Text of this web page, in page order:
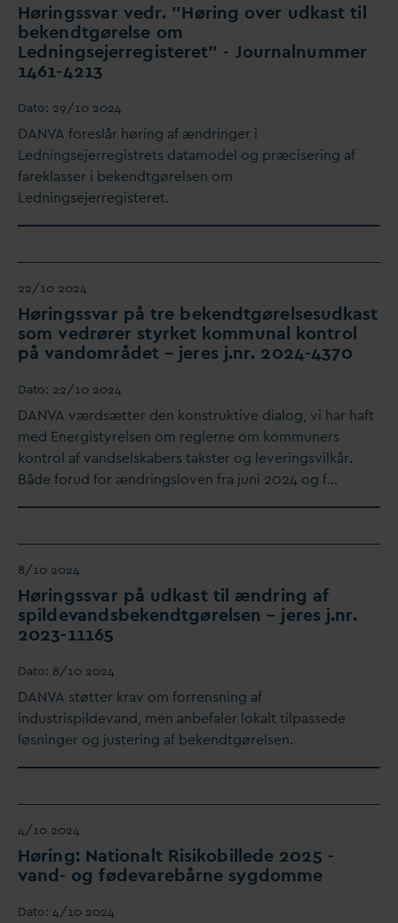
Høringssvar vedr. ”Høring over udkast til
bekendtgørelse om
Ledningsejerregisteret” - Journalnummer
1461-4213
Dato: 29/10 2024
DANVA foreslår høring af ændringer i
Ledningsejerregistrets datamodel og præcisering af
fareklasser i bekendtgørelsen om
Ledningsejerregisteret.
22/10 2024
Høringssvar på tre bekendtgørelsesudkast
som vedrører styrket kommunal kontrol
påvandområdet – jeres j.nr. 2024-4370
Dato: 22/10 2024
DANVA værdsætter den konstruktive dialog, vi har haft
med Energistyrelsen om reglerne om kommuners
kontrol af vandselskabers takster og leveringsvilkår.
Både forud for ændringsloven fra juni 2024 og f…
8/10 2024
Høringssvar på udkast til ændring af
spildevandsbekendtgørelsen – jeres j.nr.
2023-11165
Dato: 8/10 2024
DANVA støtter krav om forrensning af
industrispildevand, men anbefaler lokalt tilpassede
løsninger og justering af bekendtgørelsen.
4/10 2024
Høring: Nationalt Risikobillede 2025 -
vand- og fødevarebårne sygdomme
Dato: 4/10 2024